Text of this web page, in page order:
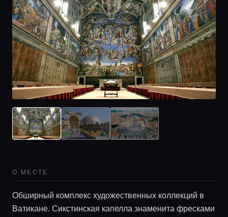
Главная
Локации
Гиды
О МЕСТЕ
Обширный комплекс художественных коллекций в
Ватикане. Сикстинская капелла знаменита фресками